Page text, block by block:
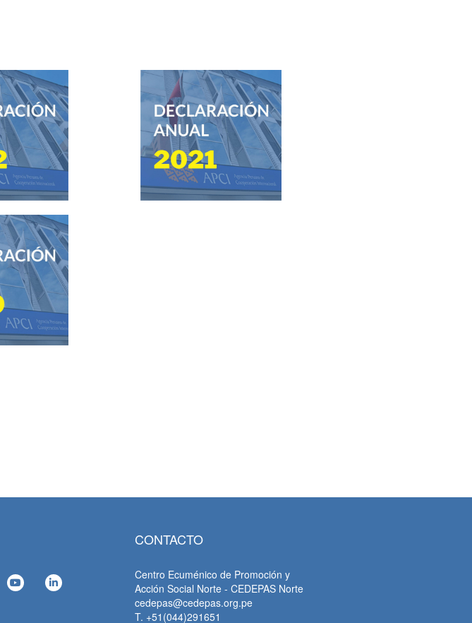
CONTACTO
Centro Ecuménico de Promoción y
Acción Social Norte - CEDEPAS Norte
cedepas@cedepas.org.pe
T. +51(044)291651